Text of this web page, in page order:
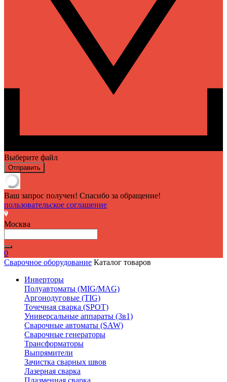
Выберите файл
Отправить
Ваш запрос получен! Спасибо за обращение!
пользовательское соглашение
Москва
0
Сварочное оборудование Каталог товаров
Инверторы
Полуавтоматы (MIG/MAG)
Аргонодуговые (TIG)
Точечная сварка (SPOT)
Универсальные аппараты (3в1)
Сварочные автоматы (SAW)
Сварочные генераторы
Трансформаторы
Выпрямители
Зачистка сварных швов
Лазерная сварка
Плазменная сварка